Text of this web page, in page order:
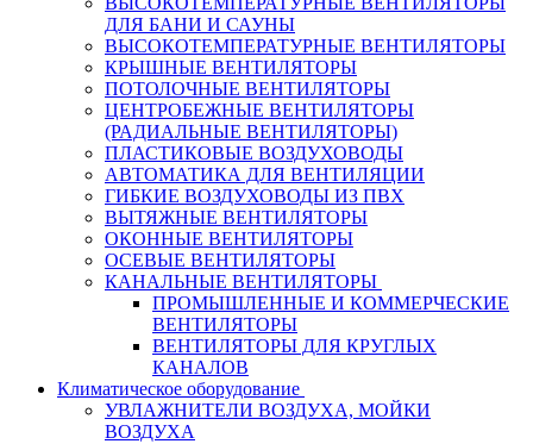
ДЛЯ БАНИ И САУНЫ
ВЫСОКОТЕМПЕРАТУРНЫЕ ВЕНТИЛЯТОРЫ
КРЫШНЫЕ ВЕНТИЛЯТОРЫ
ПОТОЛОЧНЫЕ ВЕНТИЛЯТОРЫ
ЦЕНТРОБЕЖНЫЕ ВЕНТИЛЯТОРЫ
(РАДИАЛЬНЫЕ ВЕНТИЛЯТОРЫ)
ПЛАСТИКОВЫЕ ВОЗДУХОВОДЫ
АВТОМАТИКА ДЛЯ ВЕНТИЛЯЦИИ
ГИБКИЕ ВОЗДУХОВОДЫ ИЗ ПВХ
ВЫТЯЖНЫЕ ВЕНТИЛЯТОРЫ
ОКОННЫЕ ВЕНТИЛЯТОРЫ
ОСЕВЫЕ ВЕНТИЛЯТОРЫ
КАНАЛЬНЫЕ ВЕНТИЛЯТОРЫ
ПРОМЫШЛЕННЫЕ И КОММЕРЧЕСКИЕ
ВЕНТИЛЯТОРЫ
ВЕНТИЛЯТОРЫ ДЛЯ КРУГЛЫХ
КАНАЛОВ
Климатическое оборудование
УВЛАЖНИТЕЛИ ВОЗДУХА, МОЙКИ
ВОЗДУХА